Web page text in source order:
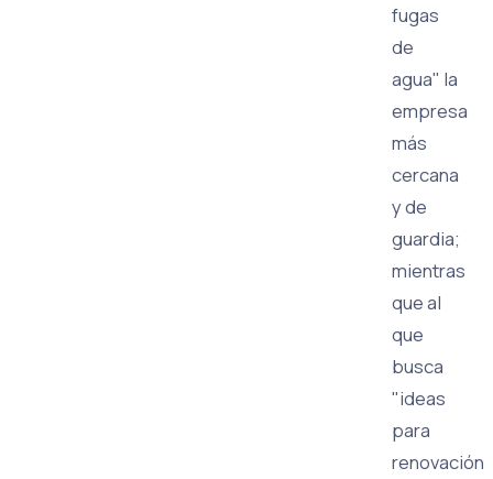
fugas
de
agua" la
empresa
más
cercana
y de
guardia;
mientras
que al
que
busca
"ideas
para
renovación